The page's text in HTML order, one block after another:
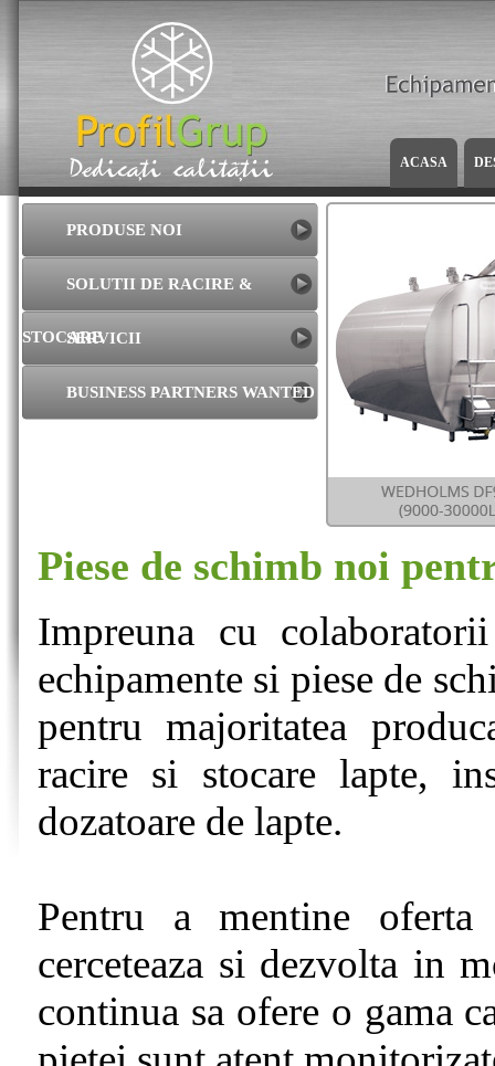
ACASA
PRODUSE NOI
SOLUTII DE RACIRE &
STOCARESERVICII
BUSINESS PARTNERS WANTED
Piese de schimb noi
Impreuna cu
echipamente si piese de
pentru majoritatea
racire si stocare lapte,
dozatoare de lapte.
Pentru a mentine oferta
cerceteaza si dezvolta in
continua sa ofere o gama